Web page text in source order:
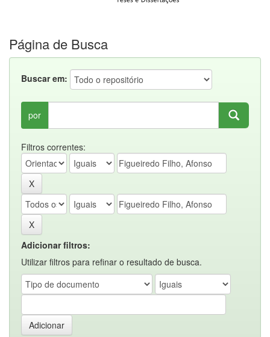
Página de Busca
Buscar em:
por
Filtros correntes:
Adicionar filtros:
Utilizar filtros para refinar o resultado de busca.